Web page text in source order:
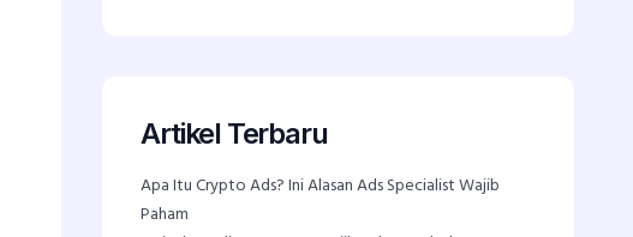
Artikel Terbaru
Apa Itu Crypto Ads? Ini Alasan Ads Specialist Wajib
Paham